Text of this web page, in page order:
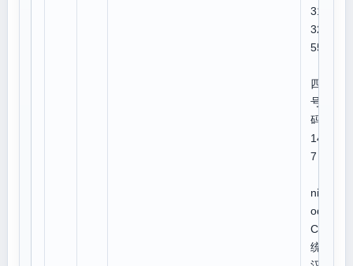
311
321
554
四角
号
码:8
141
7
niC
ode:
CJK
统一